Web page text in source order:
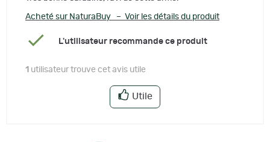
Acheté sur NaturaBuy – Voir les détails du produit
L'utilisateur recommande ce produit
1 utilisateur trouve cet avis utile
Utile